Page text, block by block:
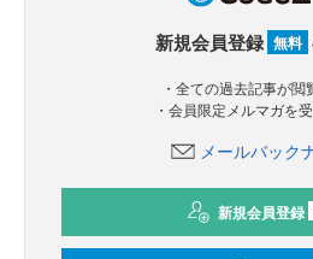
新規会員登録 無料
・全ての過去記事が閲
・会員限定メルマガを
メールバック
新規会員登録